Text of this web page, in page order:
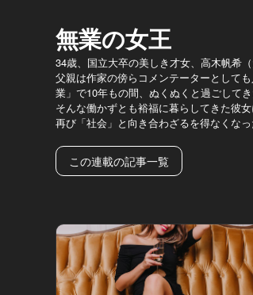
無業の女王
34歳、国立大卒の美しき才女、高木帆希（
父親は作家の傍らコメンテーターとして
業」で10年もの間、ぬくぬくと過ごしてき
そんな働かずとも裕福に暮らしてきた彼
再び「社会」と向き合わざるを得なくな
この連載の記事一覧